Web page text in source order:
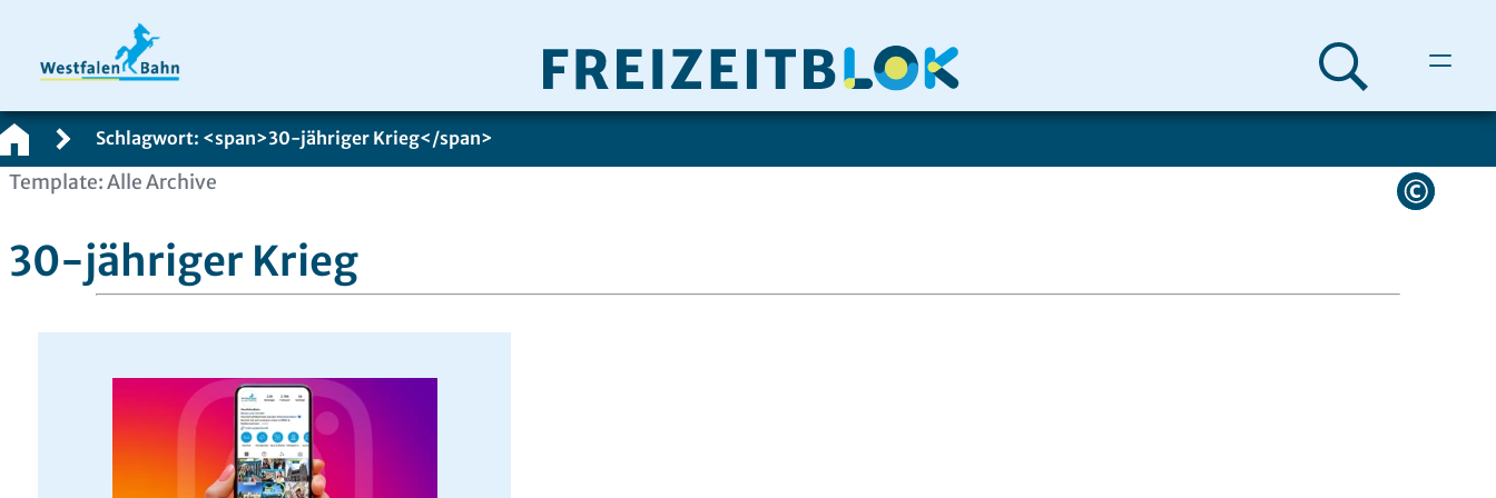
Zum
Schlagwort: <span>30-jähriger Krieg</span>
Template: Alle Archive
30-jähriger Krieg